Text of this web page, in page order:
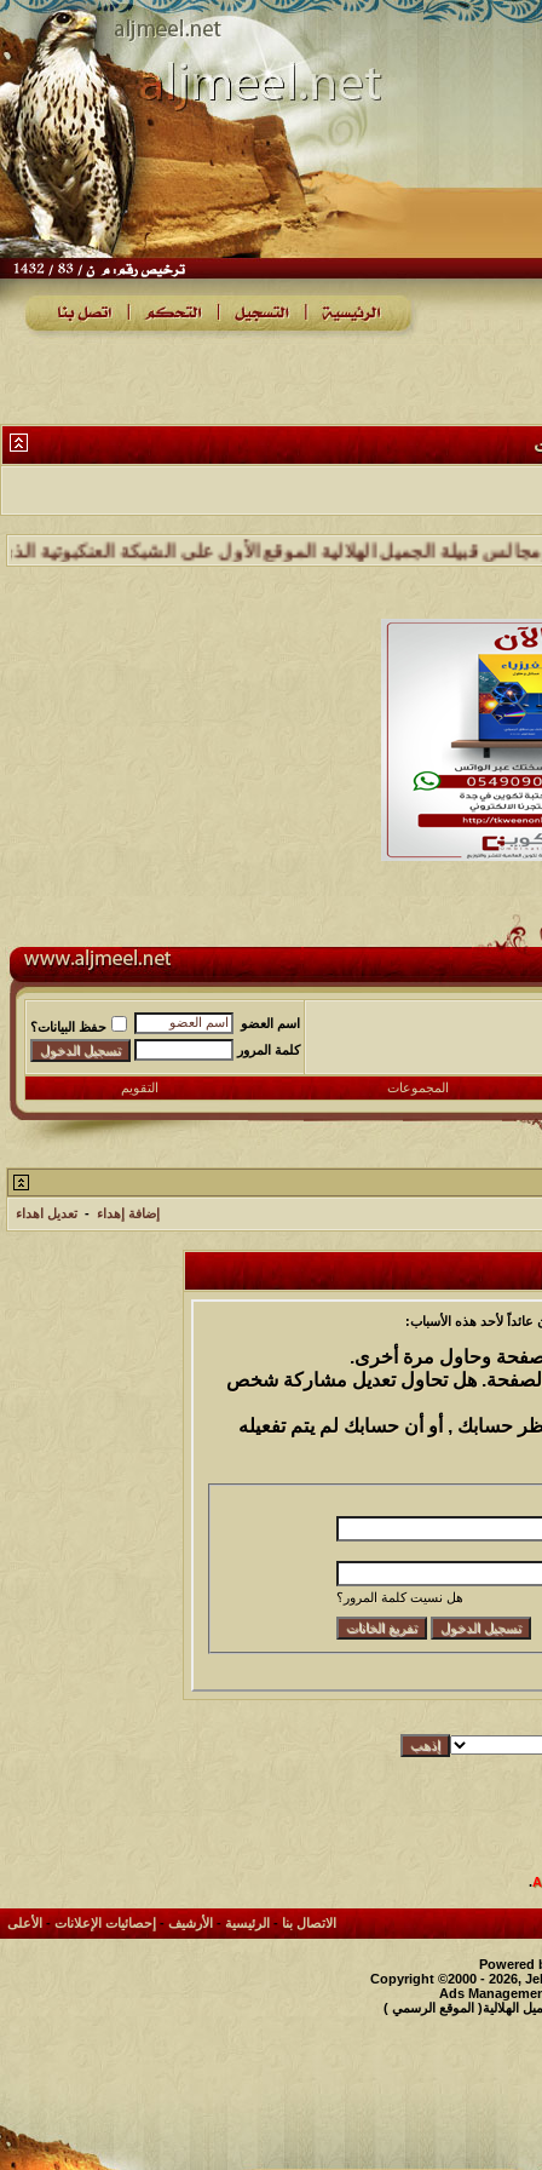
الجميل الهلالية الموقع الأول على الشبكة العنكبوتية الذي
اسم العضو
حفظ البيانات؟
كلمة المرور
المجموعات التقويم
إضافة إهداء - تعديل اهداء
لأحد هذه الأسباب:
وحاول مرة أخرى.
الصفحة. هل تحاول تعديل مشاركة شخص
حسابك , أو أن حسابك لم يتم تفعيله
هل نسيت كلمة المرور؟
.
الاتصال بنا- الرئيسية-الأرشيف- إحصائيات الإعلانات- الأعلى
Powered
Copyright ©2000 - 2026,
Ads
الهلالية( الموقع الرسمي )